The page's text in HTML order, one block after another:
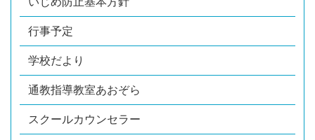
行事予定
学校だより
通教指導教室あおぞら
スクールカウンセラー